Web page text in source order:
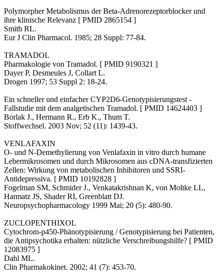
Polymorpher Metabolismus der Beta-Adrenorezeptorblocker und
ihre klinische Relevanz [ PMID 2865154 ]
Smith RL.
Eur J Clin Pharmacol. 1985; 28 Suppl: 77-84.
TRAMADOL
Pharmakologie von Tramadol. [ PMID 9190321 ]
Dayer P, Desmeules J, Collart L.
Drogen 1997; 53 Suppl 2: 18-24.
Ein schneller und einfacher CYP2D6-Genotypisierungstest -
Fallstudie mit dem analgetischen Tramadol. [ PMID 14624403 ]
Borlak J., Hermann R., Erb K., Thum T.
Stoffwechsel. 2003 Nov; 52 (11): 1439-43.
VENLAFAXIN
O- und N-Demethylierung von Venlafaxin in vitro durch humane
Lebermikrosomen und durch Mikrosomen aus cDNA-transfizierten
Zellen: Wirkung von metabolischen Inhibitoren und SSRI-
Antidepressiva. [ PMID 10192828 ]
Fogelman SM, Schmider J., Venkatakrishnan K, von Moltke LL,
Harmatz JS, Shader RI, Greenblatt DJ.
Neuropsychopharmacology 1999 Mai; 20 (5): 480-90.
ZUCLOPENTHIXOL
Cytochrom-p450-Phänotypisierung / Genotypisierung bei Patienten,
die Antipsychotika erhalten: nützliche Verschreibungshilfe? [ PMID
12083975 ]
Dahl ML.
Clin Pharmakokinet. 2002; 41 (7): 453-70.